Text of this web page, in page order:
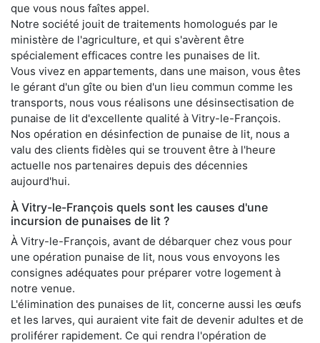
que vous nous faîtes appel.
Notre société jouit de traitements homologués par le
ministère de l'agriculture, et qui s'avèrent être
spécialement efficaces contre les punaises de lit.
Vous vivez en appartements, dans une maison, vous êtes
le gérant d'un gîte ou bien d'un lieu commun comme les
transports, nous vous réalisons une désinsectisation de
punaise de lit d'excellente qualité à Vitry-le-François.
Nos opération en désinfection de punaise de lit, nous a
valu des clients fidèles qui se trouvent être à l'heure
actuelle nos partenaires depuis des décennies
aujourd'hui.
À Vitry-le-François quels sont les causes d'une
incursion de punaises de lit ?
À Vitry-le-François, avant de débarquer chez vous pour
une opération punaise de lit, nous vous envoyons les
consignes adéquates pour préparer votre logement à
notre venue.
L'élimination des punaises de lit, concerne aussi les œufs
et les larves, qui auraient vite fait de devenir adultes et de
proliférer rapidement. Ce qui rendra l'opération de